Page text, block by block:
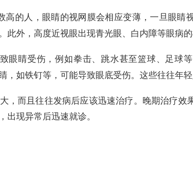
高的人，眼睛的视网膜会相应变薄，一旦眼睛
此外，高度近视眼出现青光眼、白内障等眼病的
眼睛受伤，例如拳击、跳水甚至篮球、足球
如铁钉等，可能导致眼底受伤。这些往往年轻
而且往往发病后应该迅速治疗。晚期治疗效
现异常后迅速就诊。